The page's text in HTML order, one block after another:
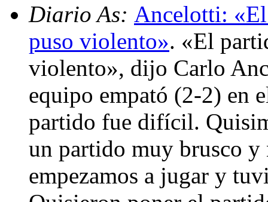
Diario As: Ancelotti:
puso violento». «El
violento», dijo Carlo
equipo empató (2-2) en
partido fue difícil.
un partido muy brusco
empezamos a jugar y